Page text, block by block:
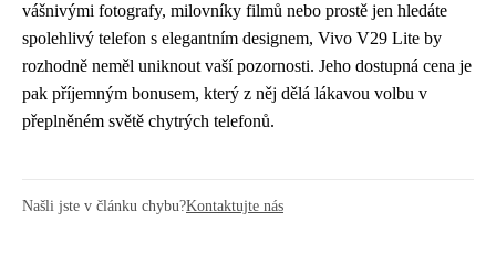
vášnivými fotografy, milovníky filmů nebo prostě jen hledáte
spolehlivý telefon s elegantním designem, Vivo V29 Lite by
rozhodně neměl uniknout vaší pozornosti. Jeho dostupná cena je
pak příjemným bonusem, který z něj dělá lákavou volbu v
přeplněném světě chytrých telefonů.
Našli jste v článku chybu?Kontaktujte nás